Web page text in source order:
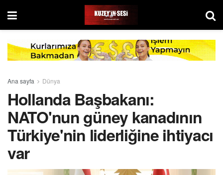
Ana sayfa Dünya
Hollanda Başbakanı:
NATO'nun güney kanadının
Türkiye'nin liderliğine ihtiyacı
var